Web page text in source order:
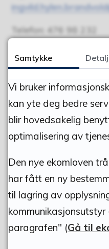
Telefon: 476 98 232
Publisert av Bodil
Publisert
22.12.2022 10.30
10.02
DEL MED ANDRE
Fant du det
Samtykke
Vi bruker
kan yte deg bedre
blir hovedsakelig
optimalisering av
Den nye ekomloven
har fått en ny
til lagring av
paragrafen" (Gå til